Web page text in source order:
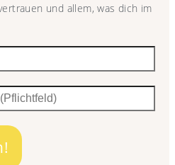
und allem, was dich im